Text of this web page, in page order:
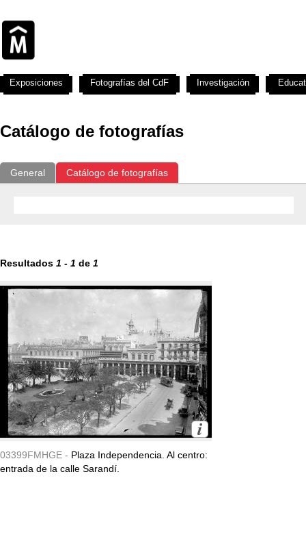
Catálogo de fotografías
General Catálogo de fotografías
Resultados 1 - 1 de 1
03399FMHGE - Plaza Independencia. Al centro:
entrada de la calle Sarandí.
Exposiciones Fotografías del CdF Investigación